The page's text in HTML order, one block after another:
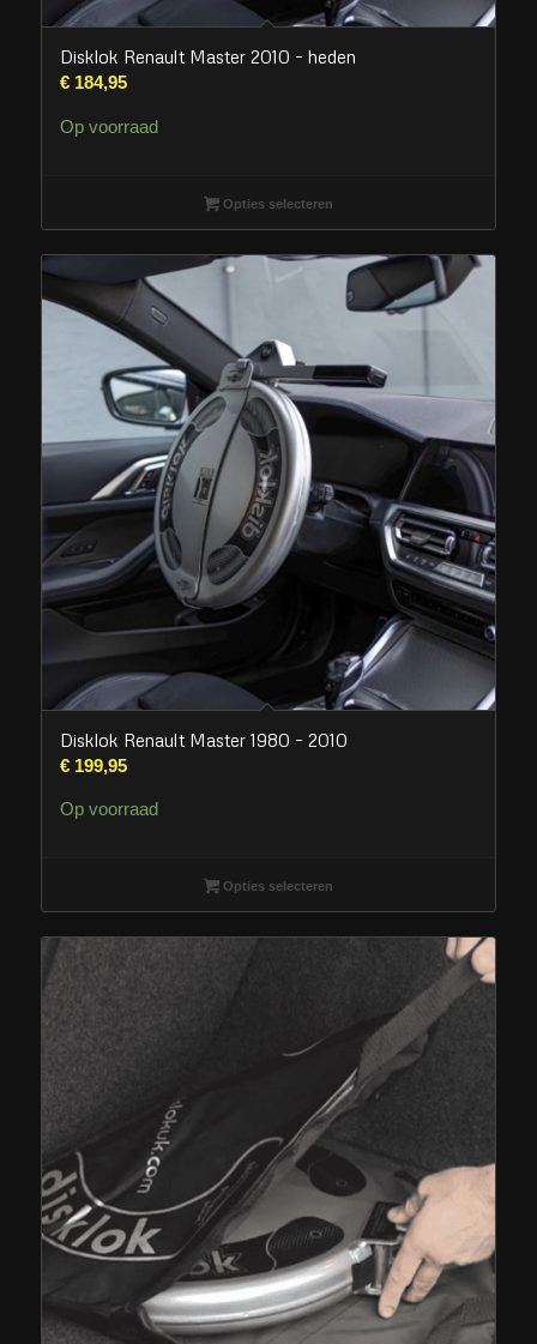
Disklok Renault Master 2010 – heden
€184,95
Op voorraad
Opties selecteren
Disklok Renault Master 1980 – 2010
€199,95
Op voorraad
Opties selecteren